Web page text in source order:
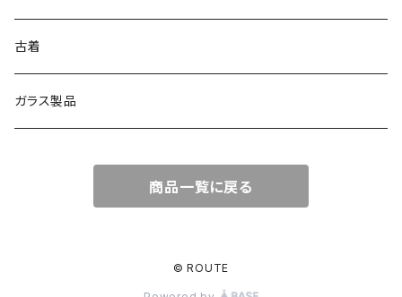
古着
ガラス製品
商品一覧に戻る
© ROUTE